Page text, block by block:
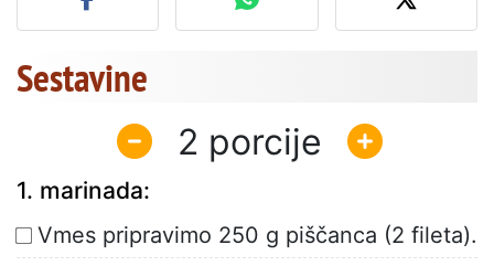
Sestavine
2
1. marinada:
Vmes pripravimo 250 g piščanca (2 fileta).